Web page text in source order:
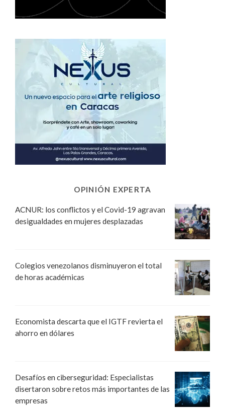
OPINIÓN EXPERTA
ACNUR: los conflictos y el Covid-19 agravan
desigualdades en mujeres desplazadas
Colegios venezolanos disminuyeron el total
de horas académicas
Economista descarta que el IGTF revierta el
ahorro en dólares
Desafíos en ciberseguridad: Especialistas
disertaron sobre retos más importantes de las
empresas